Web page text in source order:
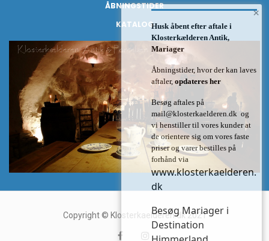
ÅBNINGSTIDER
KATALOG
Copyright © Klosterkaelderen.dk 2021
×
Husk åbent efter aftale i
Klosterkælderen Antik,
Mariager
Åbningstider, hvor der kan laves
aftaler, opdateres her
Besøg aftales på
mail@klosterkaelderen.dk og
vi henstiller til vores kunder at
de orientere sig om vores faste
priser og varer bestilles på
forhånd via
www.klosterkaelderen.
dk
Besøg Mariager i
Destination